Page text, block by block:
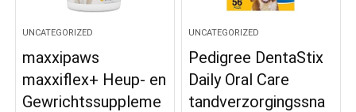
UNCATEGORIZED
maxxipaws
maxxiflex+ Heup- en
Gewrichtssuppleme
UNCATEGORIZED
Pedigree DentaStix
Daily Oral Care
tandverzorgingssna